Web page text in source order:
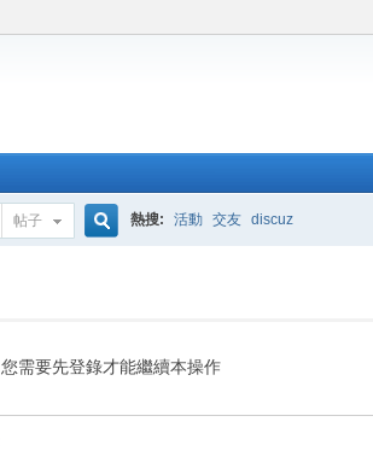
帖子
索
熱搜: 活動 交友 discuz
您需要先登錄才能繼續本操作